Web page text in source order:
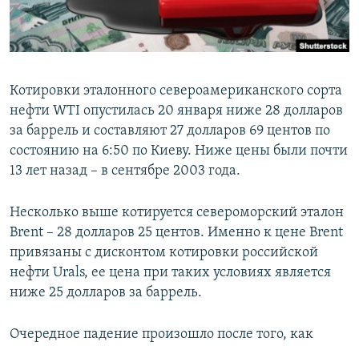
ПОБЕДИТЕЛЕЙ НЕ СУДЯТ?
КРЫМ.НЕПОКОРЕННЫЙ
УКРАИНСКАЯ ПРОБЛЕМА КРЫМА
ПРИСОЕДИНЯЙТЕСЬ!
Все сайты RFE/RL
Котировки эталонного североамериканского сорта
нефти WTI опустилась 20 января ниже 28 долларов
за баррель и составляют 27 долларов 69 центов по
состоянию на 6:50 по Киеву. Ниже цены были почти
13 лет назад – в сентябре 2003 года.
Несколько выше котируется североморский эталон
Brent – 28 долларов 25 центов. Именно к цене Brent
привязаны с дисконтом котировки российской
нефти Urals, ее цена при таких условиях является
ниже 25 долларов за баррель.
Очередное падение произошло после того, как